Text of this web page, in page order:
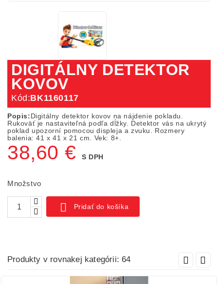
DIGITÁLNY DETEKTOR
KOVOV
Kód:BK1160117
Popis:Digitálny detektor kovov na nájdenie pokladu.
Rukoväť je nastaviteľná podľa dĺžky. Detektor vás na ukrytý
poklad upozorní pomocou displeja a zvuku. Rozmery
balenia: 41 x 41 x 21 cm. Vek: 8+.
38,60 € S DPH
Množstvo
 Pridať do košíka
Produkty v rovnakej kategórii: 64